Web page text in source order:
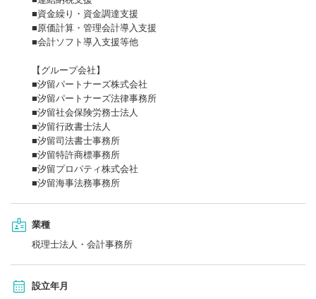
■資金繰り・資金調達支援
■原価計算・管理会計導入支援
■会計ソフト導入支援等他
【グループ会社】
■汐留パートナーズ株式会社
■汐留パートナーズ法律事務所
■汐留社会保険労務士法人
■汐留行政書士法人
■汐留司法書士事務所
■汐留特許商標事務所
■汐留プロパティ株式会社
■汐留海事法務事務所
業種
税理士法人・会計事務所
設立年月